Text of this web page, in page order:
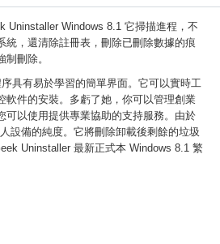
Uninstaller Windows 8.1 它掃描進程，不
統，還清除註冊表，刪除已刪除數據的痕
制刪除。
具有易於學習的簡單界面。它可以實時工
軟件的安裝。多虧了她，你可以管理創業
可以使用提供專業協助的支持服務。由於
設備的純度。它將刪除卸載後剩餘的垃圾
Uninstaller 最新正式本 Windows 8.1 繁